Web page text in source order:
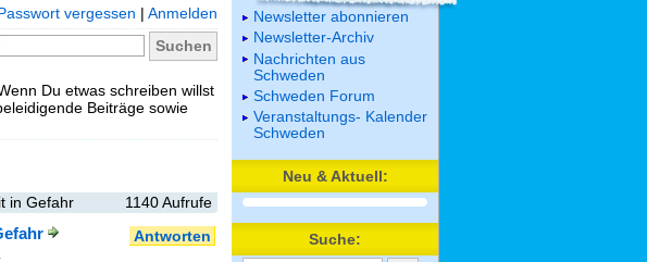
vergessen | Anmelden
Du etwas schreiben willst
Beiträge sowie
in Gefahr
1140 Aufrufe
Antworten
Newsletter abonnieren
Newsletter-Archiv
Nachrichten aus
Schweden
Schweden Forum
Veranstaltungs- Kalender
Schweden
Neu & Aktuell:
Suche: